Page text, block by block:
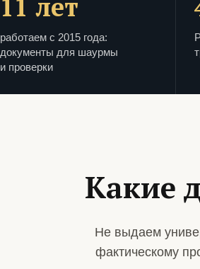
11 лет
работаем с 2015 года:
документы для шаурмы
и проверки
Какие
Не выдаем
фактическому